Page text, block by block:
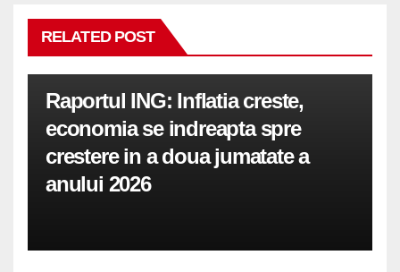
RELATED POST
Raportul ING: Inflatia creste,
economia se indreapta spre
crestere in a doua jumatate a
anului 2026